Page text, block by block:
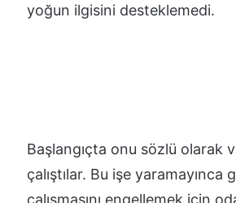
yoğun ilgisini desteklemedi.
Başlangıçta onu sözlü olarak
çalıştılar. Bu işe yaramayınca
çalışmasını engellemek için